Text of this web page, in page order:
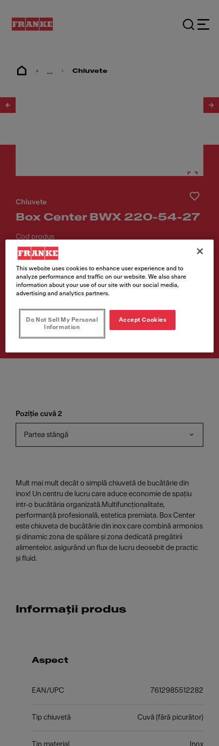
... Chiuvete
Chiuvete
Box Center BWX 220-54-27
Cod produs
127.0538.260
1.736,00 €
Prețul include TVA 21%
Cumpără
Poziție cuvă 2
Partea stângă
Mult mai mult decât o simplă chiuvetă de bucătărie din
inox! Un centru de lucru care aduce economie de spațiu
intr-o bucătăria organizată.Multifuncționalitate,
performanță profesională, estetica premiata. Box Center
este chiuveta de bucătărie din inox care combină armonios
și dinamic zona de spălare și zona dedicată pregătirii
alimentelor, asigurând un flux de lucru deosebit de practic
și fluid.
Informații produs
Aspect
EAN/UPC 7612985512282
Tip chiuvetă Cuvă (fără picurător)
Tip material Inox
This website uses cookies to enhance user experience and to
analyze performance and traffic on our website. We also share
information about your use of our site with our social media,
advertising and analytics partners.
Do Not Sell My Personal
Information
Accept Cookies